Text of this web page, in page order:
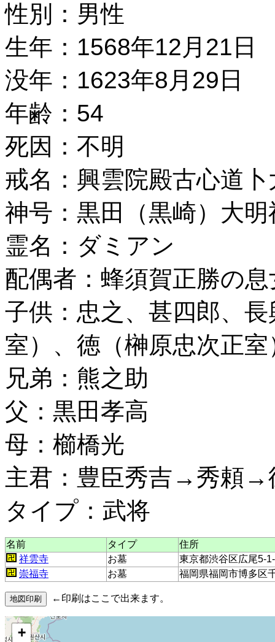
性別：男性
生年：1568年12月21日
没年：1623年8月29日
年齢：54
死因：不明
戒名：興雲院殿古心道卜
神号：黒田（黒崎）大明
霊名：ダミアン
配偶者：蜂須賀正勝の
子供：忠之、甚四郎、
室）、徳（榊原忠次正
兄弟：熊之助
父：黒田孝高
母：櫛橋光
主君：豊臣秀吉→秀頼
タイプ：武将
名前 タイプ
住所
祥雲寺
お墓
東京都渋谷区広尾5-
崇福寺
お墓 福岡県福岡市博多区
←印刷はここで出来ます。
+